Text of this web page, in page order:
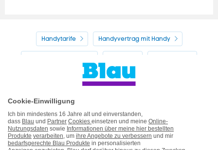
Handytarife Handyvertrag mit Handy
Handyvertrag ohne Handy
Kontakt Impressum AGB & Pflichtinformationen